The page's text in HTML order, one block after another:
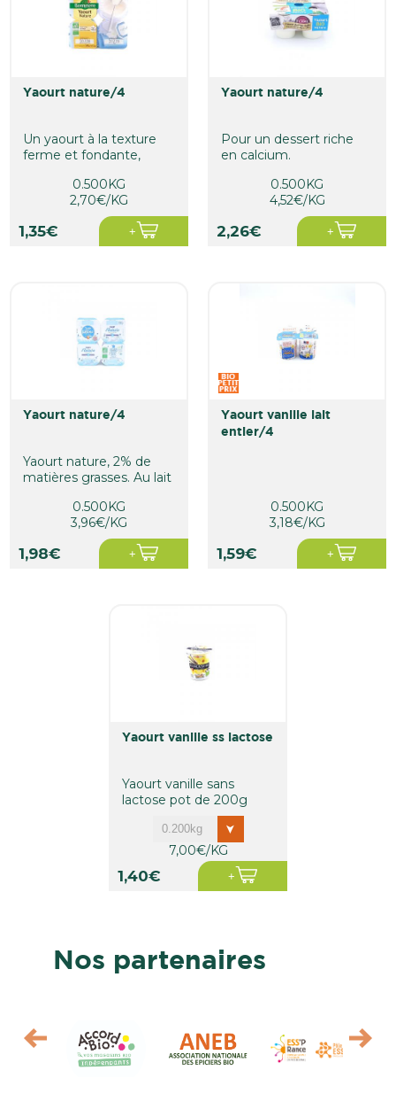
yaourt nature/4
Un yaourt à la texture
ferme et fondante,
0.500KG
2,70€/KG
1,35€
yaourt nature/4
Pour un dessert riche
en calcium.
0.500KG
4,52€/KG
2,26€
yaourt nature/4
Yaourt nature, 2% de
matières grasses. Au lait
0.500KG
3,96€/KG
1,98€
yaourt vanille lait
entier/4
0.500KG
3,18€/KG
1,59€
yaourt vanille ss lactose
Yaourt vanille sans
lactose pot de 200g
7,00€/KG
1,40€
Nos partenaires